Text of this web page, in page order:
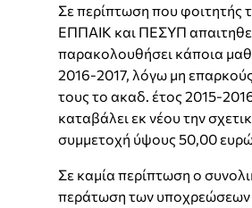
Σε περίπτωση που
ΕΠΠΑΙΚ και ΠΕΣΥΠ
παρακολουθήσει κάποια
2016-2017, λόγω μη
τους το ακαδ. έτος 2015-
καταβάλει εκ νέου την
συμμετοχή ύψους 50,00
Σε καμία περίπτωση ο
περάτωση των υποχρεώσεων